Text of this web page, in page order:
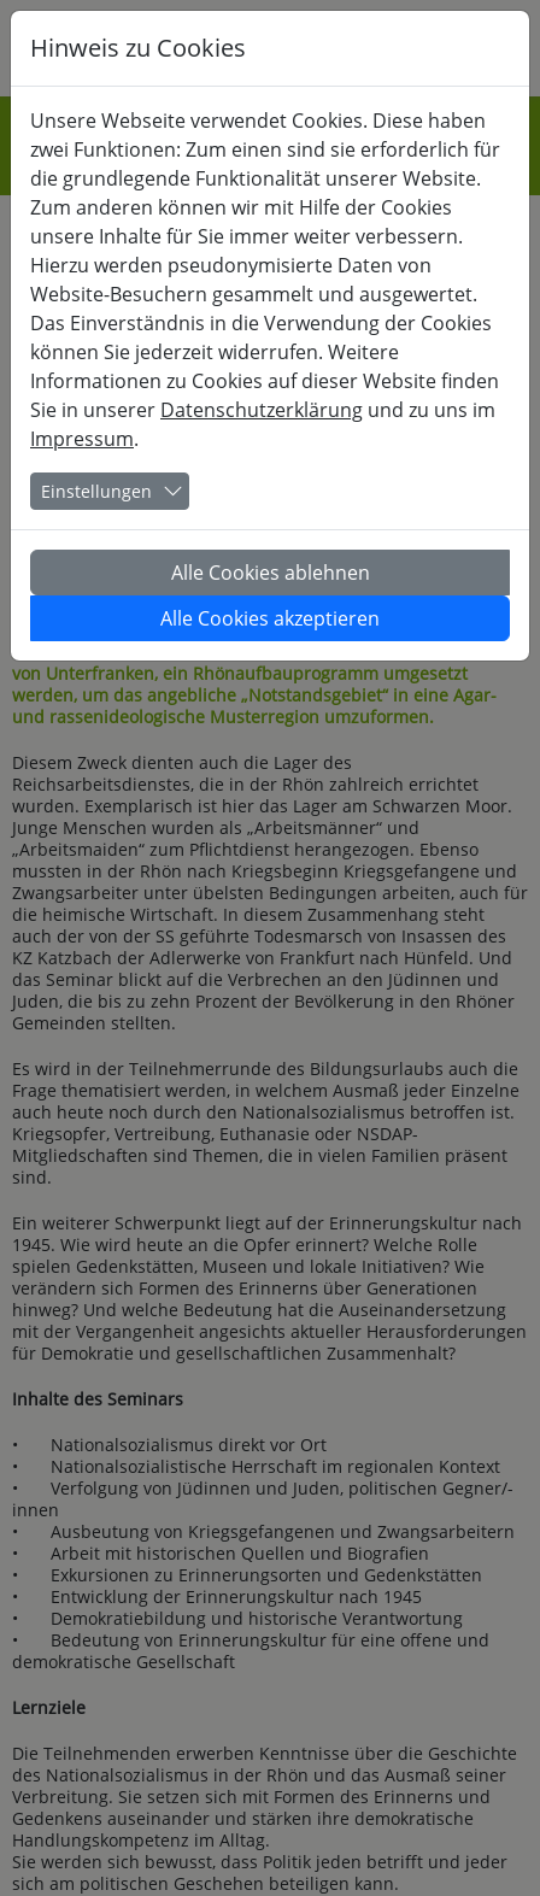
K B
GESELLSCHAFT
geförderte Kurse
Die Rhön im
Nationalsozialismus
Eine Spurensuche – gegen das Vergessen der Taten, im
Gedenken an die Opfer und die Konsequenzen für die
Gegenwart
In diesem Bildungsurlaub wollen wir den Spuren folgen, die
Areal) auf der Wasserkuppe dem Aufbau des neuen
Luftwaffenpersonals aus der Flieger-HJ heraus. Für den
Truppenübungsplatz Wildflecken wurden 2500 Menschen aus
sieben Gemeinden und 5 Weilern abgesiedelt. Gleichzeitig
sollte mit dem Dr. Hellmuth-Plan, benannt nach dem Gauleiter
von Unterfranken, ein Rhönaufbauprogramm umgesetzt
werden, um das angebliche „Notstandsgebiet“ in eine Agar-
und rassenideologische Musterregion umzuformen.
Diesem Zweck dienten auch die Lager des
Reichsarbeitsdienstes, die in der Rhön zahlreich errichtet
wurden. Exemplarisch ist hier das Lager am Schwarzen Moor.
Junge Menschen wurden als „Arbeitsmänner“ und
„Arbeitsmaiden“ zum Pflichtdienst herangezogen. Ebenso
mussten in der Rhön nach Kriegsbeginn Kriegsgefangene und
Zwangsarbeiter unter übelsten Bedingungen arbeiten, auch für
die heimische Wirtschaft. In diesem Zusammenhang steht
auch der von der SS geführte Todesmarsch von Insassen des
KZ Katzbach der Adlerwerke von Frankfurt nach Hünfeld. Und
das Seminar blickt auf die Verbrechen an den Jüdinnen und
Juden, die bis zu zehn Prozent der Bevölkerung in den Rhöner
Gemeinden stellten.
Es wird in der Teilnehmerrunde des Bildungsurlaubs auch die
Frage thematisiert werden, in welchem Ausmaß jeder Einzelne
auch heute noch durch den Nationalsozialismus betroffen ist.
Kriegsopfer, Vertreibung, Euthanasie oder NSDAP-
Mitgliedschaften sind Themen, die in vielen Familien präsent
sind.
Ein weiterer Schwerpunkt liegt auf der Erinnerungskultur nach
1945. Wie wird heute an die Opfer erinnert? Welche Rolle
spielen Gedenkstätten, Museen und lokale Initiativen? Wie
verändern sich Formen des Erinnerns über Generationen
hinweg? Und welche Bedeutung hat die Auseinandersetzung
mit der Vergangenheit angesichts aktueller Herausforderungen
für Demokratie und gesellschaftlichen Zusammenhalt?
Inhalte des Seminars
•
Nationalsozialismus direkt vor Ort
•
Nationalsozialistische Herrschaft im regionalen Kontext
•
Verfolgung von Jüdinnen und Juden, politischen Gegner/-
innen
•
Ausbeutung von Kriegsgefangenen und Zwangsarbeitern
•
Arbeit mit historischen Quellen und Biografien
•
Exkursionen zu Erinnerungsorten und Gedenkstätten
•
Entwicklung der Erinnerungskultur nach 1945
•
Demokratiebildung und historische Verantwortung
•
Bedeutung von Erinnerungskultur für eine offene und
demokratische Gesellschaft
Lernziele
Die Teilnehmenden erwerben Kenntnisse über die Geschichte
des Nationalsozialismus in der Rhön und das Ausmaß seiner
Verbreitung. Sie setzen sich mit Formen des Erinnerns und
Gedenkens auseinander und stärken ihre demokratische
Handlungskompetenz im Alltag.
Sie werden sich bewusst, dass Politik jeden betrifft und jeder
sich am politischen Geschehen beteiligen kann.
Hinweis zu Cookies
Unsere Webseite verwendet Cookies. Diese haben
zwei Funktionen: Zum einen sind sie erforderlich für
die grundlegende Funktionalität unserer Website.
Zum anderen können wir mit Hilfe der Cookies
unsere Inhalte für Sie immer weiter verbessern.
Hierzu werden pseudonymisierte Daten von
Website-Besuchern gesammelt und ausgewertet.
Das Einverständnis in die Verwendung der Cookies
können Sie jederzeit widerrufen. Weitere
Informationen zu Cookies auf dieser Website finden
Sie in unserer Datenschutzerklärung und zu uns im
Impressum.
Einstellungen
Alle Cookies ablehnen
Alle Cookies akzeptieren